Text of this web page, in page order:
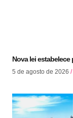
Nova lei
5 de agosto de 2026